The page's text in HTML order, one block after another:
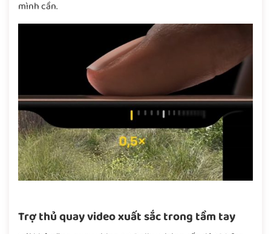
mình cần.
Trợ thủ quay video xuất sắc trong tầm tay